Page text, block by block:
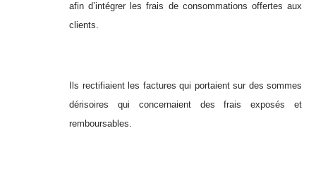
afin d’intégrer les frais de consommations offertes aux
clients.
Ils rectifiaient les factures qui portaient sur des sommes
dérisoires qui concernaient des frais exposés et
remboursables.